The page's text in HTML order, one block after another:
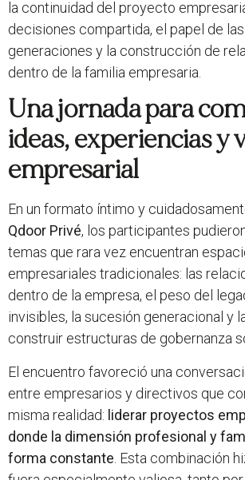
la continuidad del proyecto
decisiones compartida, el papel de
generaciones y la construcción de
dentro de la familia empresaria.
Una jornada para
ideas, experiencias y
empresarial
En un formato íntimo y
Qdoor Privé, los participantes
temas que rara vez encuentran
empresariales tradicionales: las
dentro de la empresa, el peso del
invisibles, la sucesión generacional y
construir estructuras de gobernanza
El encuentro favoreció una
entre empresarios y directivos que
misma realidad: liderar proyectos
donde la dimensión profesional y
forma constante . Esta combinación